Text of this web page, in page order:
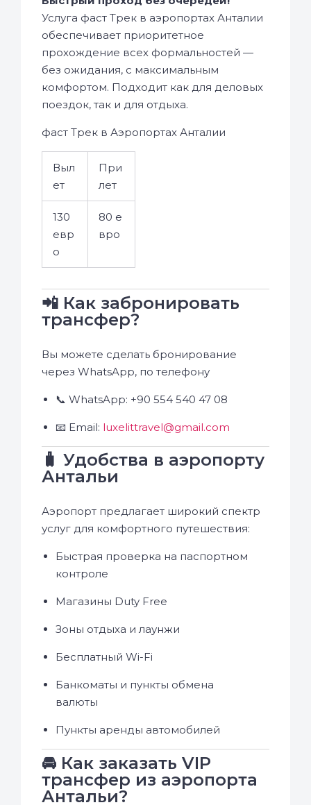
Услуга фаст Трек в аэропортах Анталии
обеспечивает приоритетное
прохождение всех формальностей —
без ожидания, с максимальным
комфортом. Подходит как для деловых
поездок, так и для отдыха.
фаст Трек в Аэропортах Анталии
Выл
ет
При
лет
130
евр
о
80 е
вро
📲 Как забронировать
трансфер?
Вы можете сделать бронирование
через WhatsApp, по телефону
📞 WhatsApp: +90 554 540 47 08
📧 Email: luxelittravel@gmail.com
🧳 Удобства в аэропорту
Антальи
Аэропорт предлагает широкий спектр
услуг для комфортного путешествия:
Быстрая проверка на паспортном
контроле
Магазины Duty Free
Зоны отдыха и лаунжи
Бесплатный Wi-Fi
Банкоматы и пункты обмена
валюты
Пункты аренды автомобилей
🚘 Как заказать VIP
трансфер из аэропорта
Антальи?